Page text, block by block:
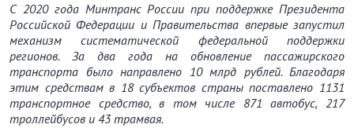
С 2020 года Минтранс России при поддержке Президента
Российской Федерации и Правительства впервые запустил
механизм систематической федеральной поддержки
регионов. За два года на обновление пассажирского
транспорта было направлено 10 млрд рублей. Благодаря
этим средствам в 18 субъектов страны поставлено 1131
транспортное средство, в том числе 871 автобус, 217
троллейбусов и 43 трамвая.